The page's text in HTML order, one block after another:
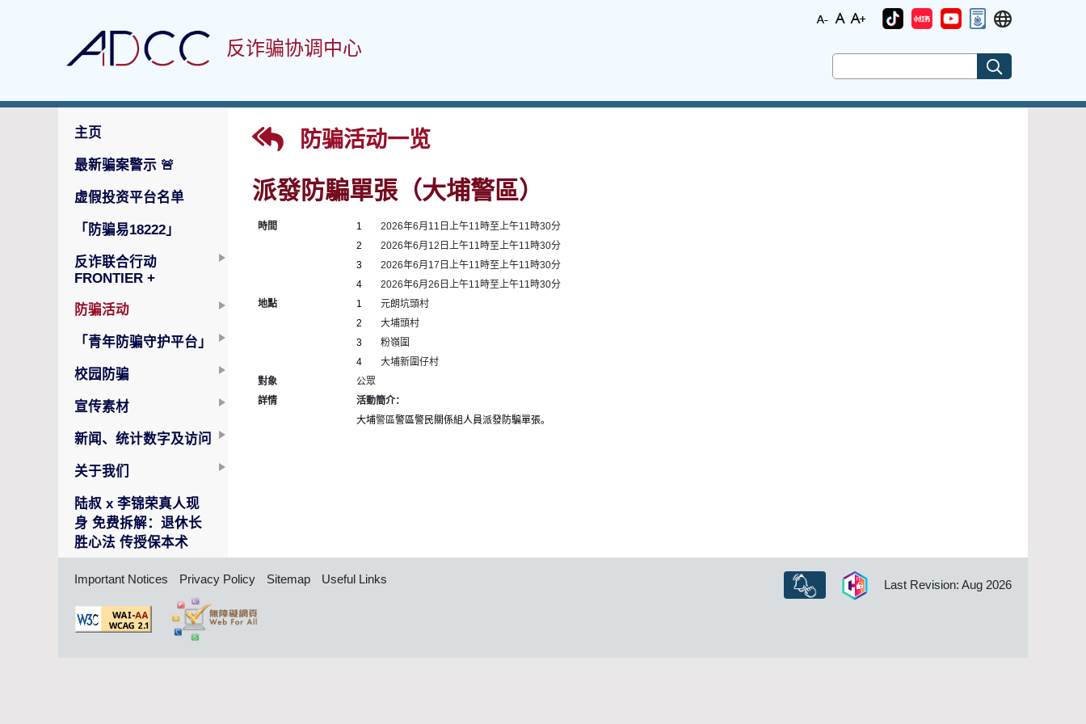
反诈骗协调中心
主页
最新骗案警示 🚨
虚假投资平台名单
「防骗易18222」
反诈联合行动
FRONTIER +
防骗活动
「青年防骗守护平台」
校园防骗
宣传素材
新闻、统计数字及访问
关于我们
陆叔 x 李锦荣真人现
身 免费拆解：退休长
胜心法 传授保本术
防骗活动一览
派發防騙單張（大埔警區）
時間
1
2
3
4
2026年6月11日上午11時至上午11時30分
2026年6月12日上午11時至上午11時30分
2026年6月17日上午11時至上午11時30分
2026年6月26日上午11時至上午11時30分
地點
1
2
3
4
元朗坑頭村
大埔頭村
粉嶺圍
大埔新圍仔村
對象
公眾
詳情
活動簡介：
大埔警區警區警民關係組人員派發防騙單張。
Important Notices Privacy Policy Sitemap Useful Links Last Revision: Aug 2026